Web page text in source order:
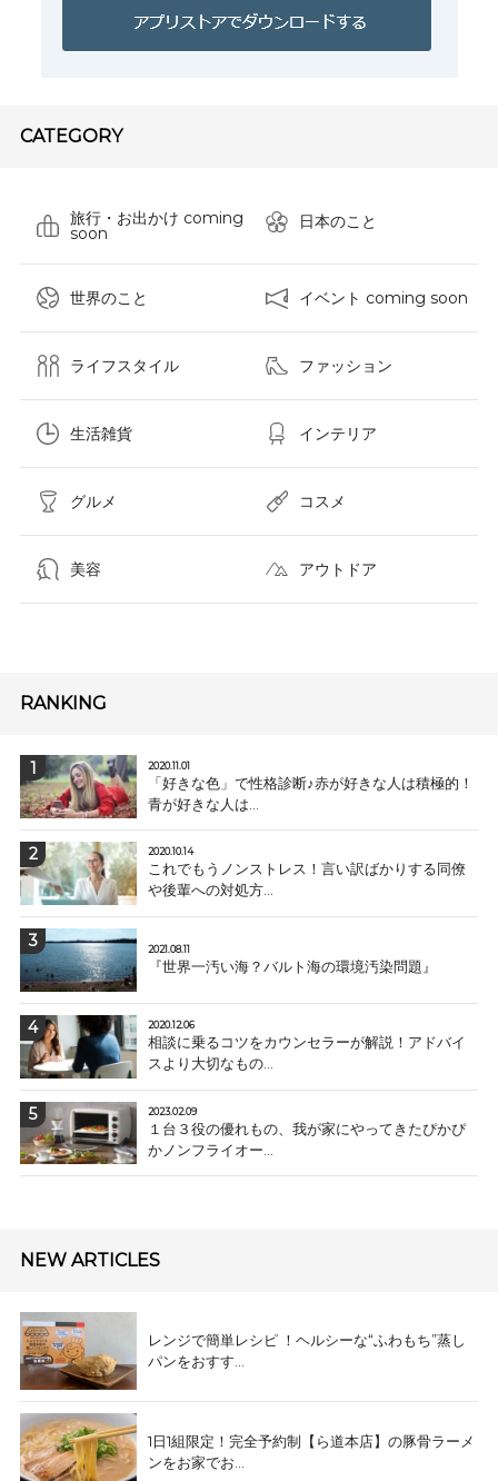
CATEGORY
旅行・お出かけ coming
soon
日本のこと
世界のこと イベント coming soon
ライフスタイル ファッション
生活雑貨 インテリア
グルメ コスメ​
美容 アウトドア
RANKING
2020.11.01
「好きな色」で性格診断♪赤が好きな人は積極的！
青が好きな人は...
2020.10.14
これでもうノンストレス！言い訳ばかりする同僚
や後輩への対処方...
2021.08.11
『世界一汚い海？バルト海の環境汚染問題』
2020.12.06
相談に乗るコツをカウンセラーが解説！アドバイ
スより大切なもの...
2023.02.09
１台３役の優れもの、我が家にやってきたぴかぴ
かノンフライオー...
NEW ARTICLES
レンジで簡単レシピ ！ヘルシーな“ふわもち”蒸し
パンをおすす...
1日1組限定！完全予約制【ら道本店】の豚骨ラーメ
ンをお家でお...